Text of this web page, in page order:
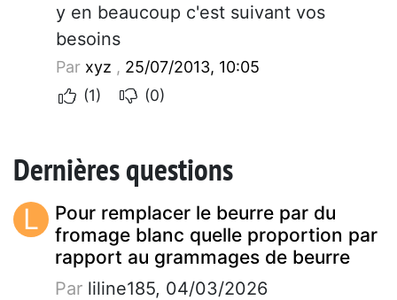
y en beaucoup c'est suivant vos
besoins
Par xyz , 25/07/2013, 10:05
(1)
(0)
Dernières questions
L
Pour remplacer le beurre par du
fromage blanc quelle proportion par
rapport au grammages de beurre
Par liline185, 04/03/2026